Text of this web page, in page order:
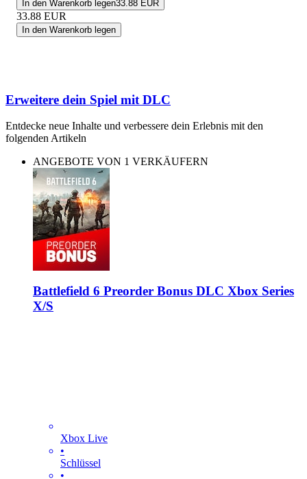
In den Warenkorb legen33.88 EUR
33.88 EUR
In den Warenkorb legen
Erweitere dein Spiel mit DLC
Entdecke neue Inhalte und verbessere dein Erlebnis mit den
folgenden Artikeln
ANGEBOTE VON 1 VERKÄUFERN
Battlefield 6 Preorder Bonus DLC Xbox Series
X/S
Xbox Live
•
Schlüssel
•